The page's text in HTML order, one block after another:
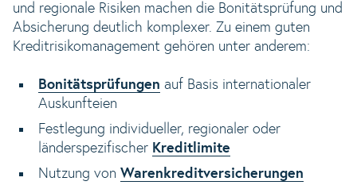
und regionale Risiken machen die Bonitätsprüfung und
Absicherung deutlich komplexer. Zu einem guten
Kreditrisikomanagement gehören unter anderem:
Bonitätsprüfungen auf Basis internationaler
Auskunfteien
Festlegung individueller, regionaler oder
länderspezifischer Kreditlimite
Nutzung von Warenkreditversicherungen